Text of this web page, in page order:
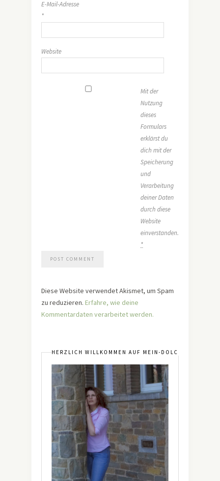
E-Mail-Adresse
*
Website
Mit der
Nutzung
dieses
Formulars
erklärst du
dich mit der
Speicherung
und
Verarbeitung
deiner Daten
durch diese
Website
einverstanden.
*
Diese Website verwendet Akismet, um Spam
zu reduzieren. Erfahre, wie deine
Kommentardaten verarbeitet werden.
HERZLICH WILLKOMMEN AUF MEIN-DOLCEVITA.DE